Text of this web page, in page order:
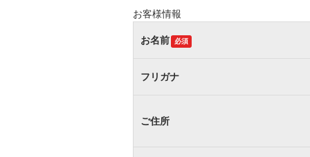
お客様情報
お名前 必須
フリガナ
ご住所